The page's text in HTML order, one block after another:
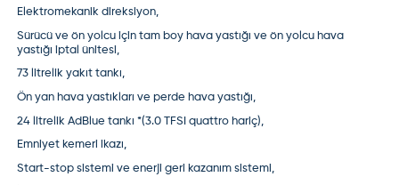
Elektromekanik direksiyon,
Sürücü ve ön yolcu için tam boy hava yastığı ve ön yolcu hava
yastığı iptal ünitesi,
73 litrelik yakıt tankı,
Ön yan hava yastıkları ve perde hava yastığı,
24 litrelik AdBlue tankı *(3.0 TFSI quattro hariç),
Emniyet kemeri ikazı,
Start-stop sistemi ve enerji geri kazanım sistemi,